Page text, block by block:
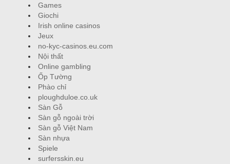
Games
Giochi
Irish online casinos
Jeux
no-kyc-casinos.eu.com
Nội thất
Online gambling
Ốp Tường
Phào chỉ
ploughduloe.co.uk
Sàn Gỗ
Sàn gỗ ngoài trời
Sàn gỗ Việt Nam
Sàn nhựa
Spiele
surfersskin.eu